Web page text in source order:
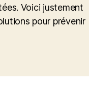
Voici justement
pour prévenir